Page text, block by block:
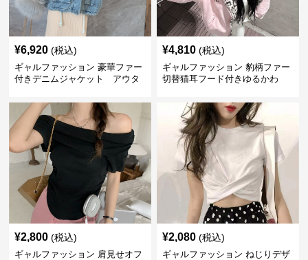
¥6,920 (税込)
ギャルファッション 豪華ファー
付きデニムジャケット アウタ
¥4,810 (税込)
ギャルファッション 豹柄ファー
切替猫耳フード付きゆるかわ
¥2,800 (税込)
ギャルファッション 肩見せオフ
¥2,080 (税込)
ギャルファッション ねじりデザ